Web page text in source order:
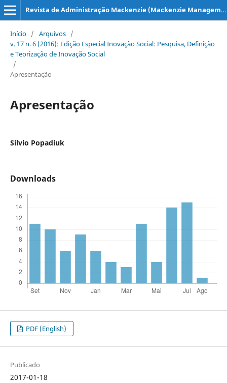
Revista de Administração Mackenzie (Mackenzie Management Review)
Início / Arquivos /
v. 17 n. 6 (2016): Edição Especial Inovação Social: Pesquisa, Definição
e Teorização de Inovação Social
/
Apresentação
Apresentação
Silvio Popadiuk
Downloads
PDF (English)
Publicado
2017-01-18